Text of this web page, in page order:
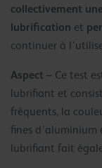
collectivement
lubrification et
continuer à
Aspect – Ce test
lubrifiant et
fréquents, la
fines d’aluminium
lubrifiant fait